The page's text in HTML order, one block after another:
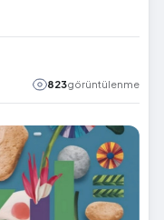
823görüntülenme